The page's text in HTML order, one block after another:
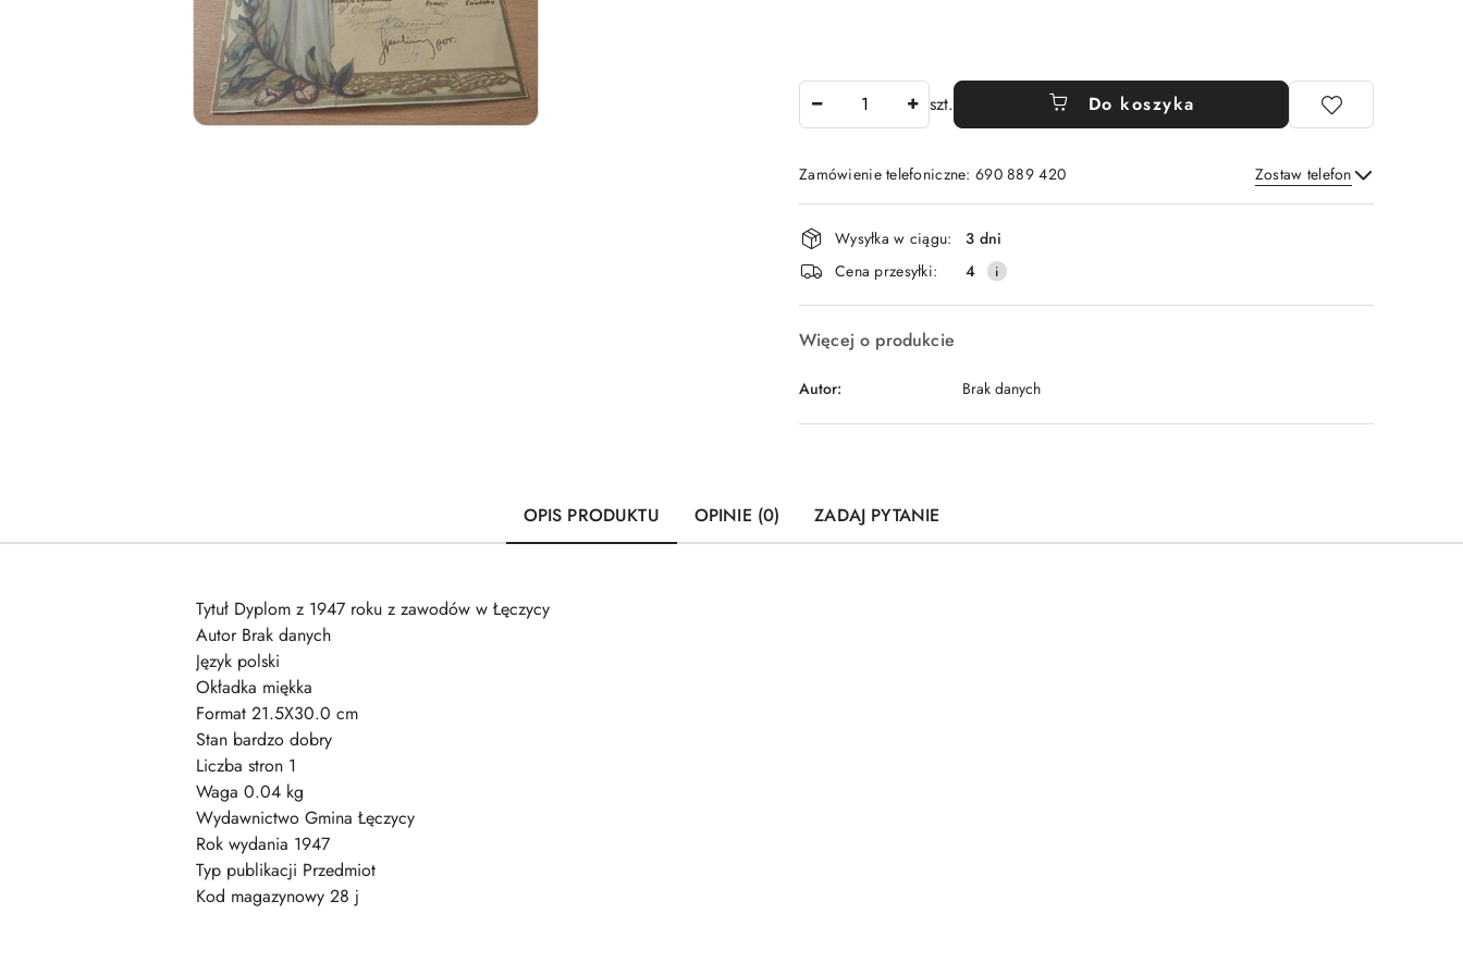
szt. Do koszyka
Zamówienie telefoniczne: 690 889 420 Zostaw telefon
Wyślij
Dostępność
i
dostawa
Wysyłka w ciągu:
3 dni
Cena przesyłki:
4
Więcej o produkcie
Autor: Brak danych
OPIS PRODUKTU OPINIE (0) ZADAJ PYTANIE
Tytuł Dyplom z 1947 roku z zawodów w Łęczycy
Autor Brak danych
Język polski
Okładka miękka
Format 21.5X30.0 cm
Stan bardzo dobry
Liczba stron 1
Waga 0.04 kg
Wydawnictwo Gmina Łęczycy
Rok wydania 1947
Typ publikacji Przedmiot
Kod magazynowy 28 j